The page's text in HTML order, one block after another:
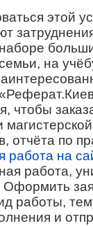
этой
на
чтобы
отчёта по
работа на
работа,
Оформить
работы,
и